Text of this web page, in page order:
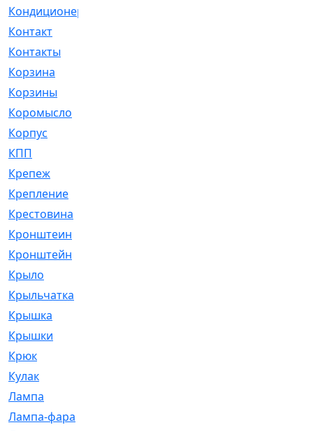
Кондиционер
Контакт
Контакты
Корзина
Корзины
Коромысло
Корпус
КПП
Крепеж
Крепление
Крестовина
Кронштеин
Кронштейн
Крыло
Крыльчатка
Крышка
Крышки
Крюк
Кулак
Лампа
Лампа-фара